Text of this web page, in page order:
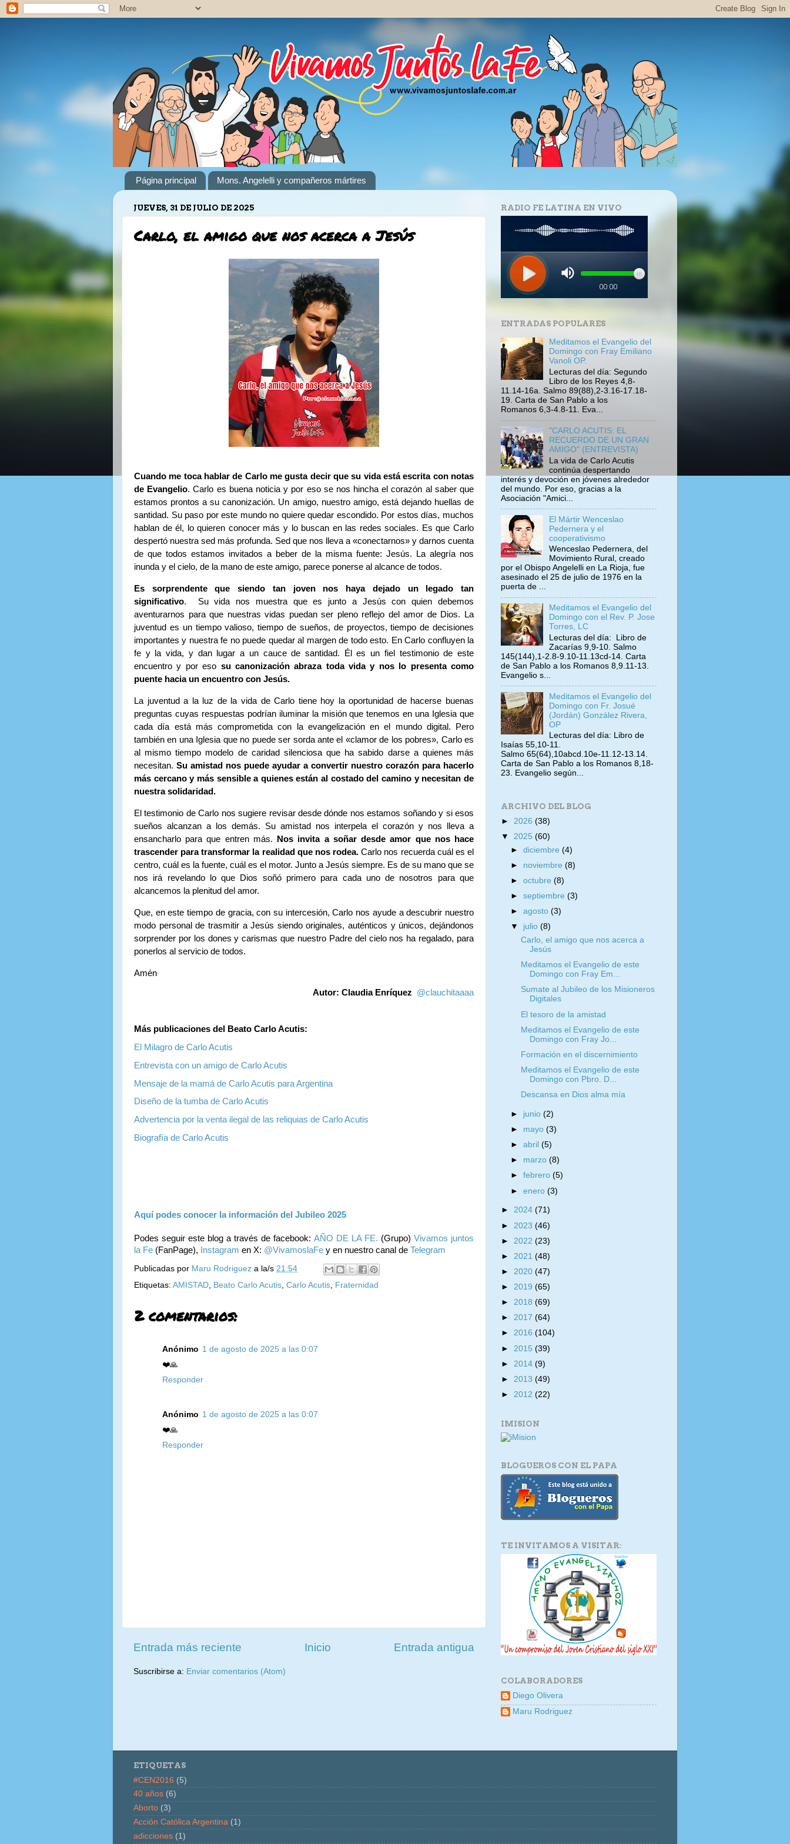
Página principal Mons. Angelelli y compañeros mártires
JUEVES, 31 DE JULIO DE 2025
Carlo, el amigo que nos acerca a Jesús
Cuando me toca hablar de Carlo me gusta decir que su vida está escrita con notas
de Evangelio. Carlo es buena noticia y por eso se nos hincha el corazón al saber que
estamos prontos a su canonización. Un amigo, nuestro amigo, está dejando huellas de
santidad. Su paso por este mundo no quiere quedar escondido. Por estos días, muchos
hablan de él, lo quieren conocer más y lo buscan en las redes sociales. Es que Carlo
despertó nuestra sed más profunda. Sed que nos lleva a «conectarnos» y darnos cuenta
de que todos estamos invitados a beber de la misma fuente: Jesús. La alegría nos
inunda y el cielo, de la mano de este amigo, parece ponerse al alcance de todos.
Es sorprendente que siendo tan joven nos haya dejado un legado tan
significativo.
Su vida nos muestra que es junto a Jesús con quien debemos
aventurarnos para que nuestras vidas puedan ser pleno reflejo del amor de Dios. La
juventud es un tiempo valioso, tiempo de sueños, de proyectos, tiempo de decisiones
importantes y nuestra fe no puede quedar al margen de todo esto. En Carlo confluyen la
fe y la vida, y dan lugar a un cauce de santidad. Él es un fiel testimonio de este
encuentro y por eso su canonización abraza toda vida y nos lo presenta como
puente hacia un encuentro con Jesús.
La juventud a la luz de la vida de Carlo tiene hoy la oportunidad de hacerse buenas
preguntas cuyas respuestas podrían iluminar la misión que tenemos en una Iglesia que
cada día está más comprometida con la evangelización en el mundo digital. Pero
también en una Iglesia que no puede ser sorda ante el «clamor de los pobres», Carlo es
al mismo tiempo modelo de caridad silenciosa que ha sabido darse a quienes más
necesitan. Su amistad nos puede ayudar a convertir nuestro corazón para hacerlo
más cercano y más sensible a quienes están al costado del camino y necesitan de
nuestra solidaridad.
El testimonio de Carlo nos sugiere revisar desde dónde nos estamos soñando y si esos
sueños alcanzan a los demás. Su amistad nos interpela el corazón y nos lleva a
ensancharlo para que entren más.
Nos invita a soñar desde amor que nos hace
trascender para transformar la realidad que nos rodea. Carlo nos recuerda cuál es el
centro, cuál es la fuente, cuál es el motor. Junto a Jesús siempre. Es de su mano que se
nos irá revelando lo que Dios soñó primero para cada uno de nosotros para que
alcancemos la plenitud del amor.
Que, en este tiempo de gracia, con su intercesión, Carlo nos ayude a descubrir nuestro
modo personal de trasmitir a Jesús siendo originales, auténticos y únicos, dejándonos
sorprender por los dones y carismas que nuestro Padre del cielo nos ha regalado, para
ponerlos al servicio de todos.
Amén
Autor: Claudia Enríquez @clauchitaaaa
Más publicaciones del Beato Carlo Acutis:
El Milagro de Carlo Acutis
Entrevista con un amigo de Carlo Acutis
Mensaje de la mamá de Carlo Acutis para Argentina
Diseño de la tumba de Carlo Acutis
Advertencia por la venta ilegal de las reliquias de Carlo Acutis
Biografía de Carlo Acutis
Aquí podes conocer la información del Jubileo 2025
Podes seguir este blog a través de facebook: AÑO DE LA FE. (Grupo) Vivamos juntos
la Fe (FanPage), Instagram en X: @VivamoslaFe y en nuestro canal de Telegram
Publicadas por Maru Rodriguez a la/s 21:54
Etiquetas: AMISTAD, Beato Carlo Acutis, Carlo Acutis, Fraternidad
2 comentarios:
Anónimo 1 de agosto de 2025 a las 0:07
❤️🙏
Responder
Anónimo 1 de agosto de 2025 a las 0:07
❤️🙏
Responder
Entrada más reciente Entrada antigua
Inicio
Suscribirse a: Enviar comentarios (Atom)
RADIO FE LATINA EN VIVO
ENTRADAS POPULARES
Meditamos el Evangelio del
Domingo con Fray Emiliano
Vanoli OP.
Lecturas del día: Segundo
Libro de los Reyes 4,8-
11.14-16a. Salmo 89(88),2-3.16-17.18-
19. Carta de San Pablo a los
Romanos 6,3-4.8-11. Eva...
"CARLO ACUTIS: EL
RECUERDO DE UN GRAN
AMIGO" (ENTREVISTA)
La vida de Carlo Acutis
continúa despertando
interés y devoción en jóvenes alrededor
del mundo. Por eso, gracias a la
Asociación "Amici...
El Mártir Wenceslao
Pedernera y el
cooperativismo
Wenceslao Pedernera, del
Movimiento Rural, creado
por el Obispo Angelelli en La Rioja, fue
asesinado el 25 de julio de 1976 en la
puerta de ...
Meditamos el Evangelio del
Domingo con el Rev. P. Jose
Torres, LC
Lecturas del día: Libro de
Zacarías 9,9-10. Salmo
145(144),1-2.8-9.10-11.13cd-14. Carta
de San Pablo a los Romanos 8,9.11-13.
Evangelio s...
Meditamos el Evangelio del
Domingo con Fr. Josué
(Jordán) González Rivera,
OP
Lecturas del día: Libro de
Isaías 55,10-11.
Salmo 65(64),10abcd.10e-11.12-13.14.
Carta de San Pablo a los Romanos 8,18-
23. Evangelio según...
ARCHIVO DEL BLOG
► 2026 (38)
▼ 2025 (60)
►diciembre(4)
► noviembre(8)
►octubre(8)
►septiembre(3)
►agosto(3)
▼ julio(8)
Carlo, el amigo que nos acerca a
Jesús
Meditamos el Evangelio de este
Domingo con Fray Em...
Sumate al Jubileo de los Misioneros
Digitales
El tesoro de la amistad
Meditamos el Evangelio de este
Domingo con Fray Jo...
Formación en el discernimiento
Meditamos el Evangelio de este
Domingo con Pbro. D...
Descansa en Dios alma mía
► junio(2)
► mayo(3)
►abril(5)
► marzo(8)
►febrero(5)
►enero(3)
► 2024 (71)
► 2023 (46)
► 2022 (23)
► 2021 (48)
► 2020 (47)
► 2019 (65)
► 2018 (69)
► 2017 (64)
► 2016 (104)
► 2015 (39)
► 2014 (9)
► 2013 (49)
► 2012 (22)
IMISION
BLOGUEROS CON EL PAPA
TE INVITAMOS A VISITAR:
COLABORADORES
Diego Olivera
Maru Rodriguez
ETIQUETAS
#CEN2016 (5)
40 años (6)
Aborto (3)
Acción Católica Argentina (1)
adicciones (1)